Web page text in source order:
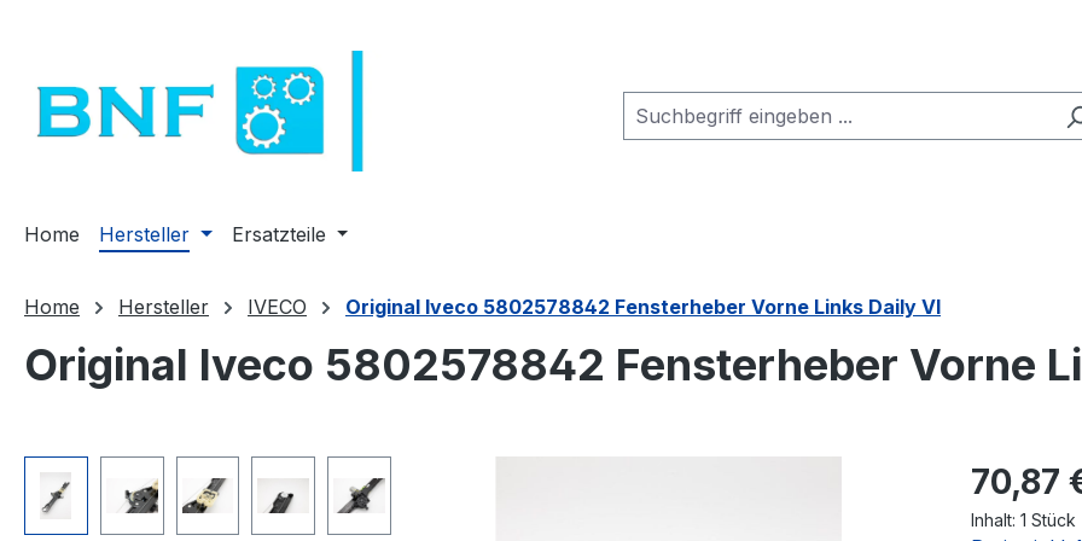
Home Hersteller Ersatzteile
Home Hersteller IVECO Original Iveco 5802578842 Fensterheber Vorne Links Daily VI
Original Iveco 5802578842 Fensterheber Vorne
Bildergalerie überspringen Regulärer
70,87
Inhalt: 1 Stück